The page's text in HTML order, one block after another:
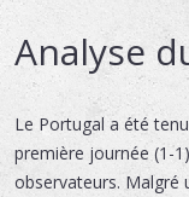
Analyse
Le Portugal a été
première journée (1-
observateurs. Malgré